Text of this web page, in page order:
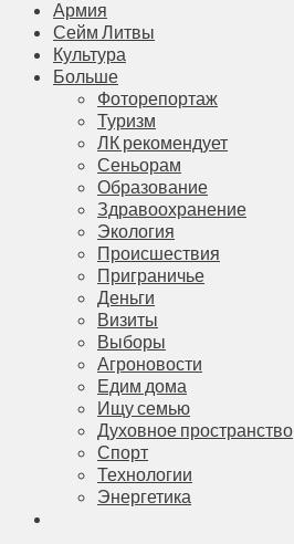
Армия
Сейм Литвы
Культура
Больше
Фоторепортаж
Туризм
ЛК рекомендует
Сеньорам
Образование
Здравоохранение
Экология
Происшествия
Приграничье
Деньги
Визиты
Выборы
Агроновости
Едим дома
Ищу семью
Духовное пространство
Спорт
Технологии
Энергетика